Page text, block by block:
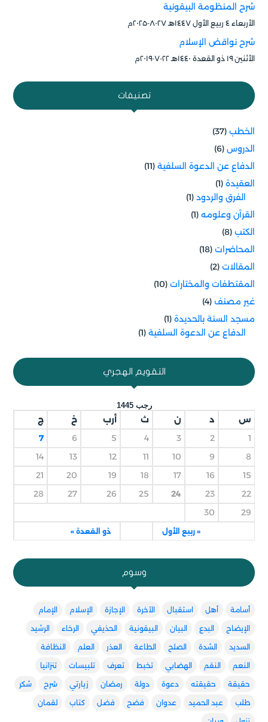
شرح المنظومة البيقونية
الأربعاء ٤ ربيع الأول ۱٤٤۷هـ ۲۷-۸-۲۰۲۵م
شرح نواقض الإسلام
الأثنين ۱۹ ذو القعدة ۱٤٤۰هـ ۲۲-۷-۲۰۱۹م
تصنيفات
الخطب (37)
الدروس (6)
الدفاع عن الدعوة السلفية (11)
العقيدة (1)
الفرق والردود (1)
القرآن وعلومه (1)
الكتب (8)
المحاضرات (18)
المقالات (2)
المقتطفات والمختارات (10)
غير مصنف (4)
مسجد السنة بالحديدة (1)
الدفاع عن الدعوة السلفية (1)
التقويم الهجري
رجب 1445
س د ن ث أرب خ ج
« ربيع الأول ذو القعدة »
1
2
3
4
5
6
7
8
9
10
11
12
13
14
15
16
17
18
19
20
21
22
23
24
25
26
27
28
29
30
وسوم
أسامة أهل استقبال الآخرة الإجازة الإسلام الإمام
الإيضاح البدع البيان البيقونية الحذيفي الرخاء الرشيد
السديد الشدة الصلح الطاعة العذر العلم النظافة
النعم النقم الهضابي تخبط تعرف تلبيسات تنزانيا
حقيقة حقيقته دعوة دولة رمضان زيارتي شرح شكر
طلب عبد الحميد عدوان فضح فضل كتاب لقمان